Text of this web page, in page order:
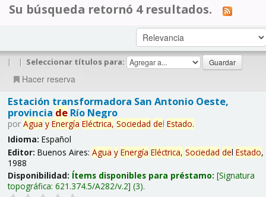
Su búsqueda retornó 4 resultados.
| | Seleccionar títulos para:
Hacer reserva
Estación transformadora San Antonio Oeste,
provincia deRío Negro
por Agua y Energía Eléctrica, Sociedad del Estado.
Idioma: Español
Editor: Buenos Aires: Agua y Energía Eléctrica, Sociedad del Estado,
1988
Disponibilidad: Ítems disponibles para préstamo: Signatura
topográfica: 621.374.5/A282/v.2 (3).